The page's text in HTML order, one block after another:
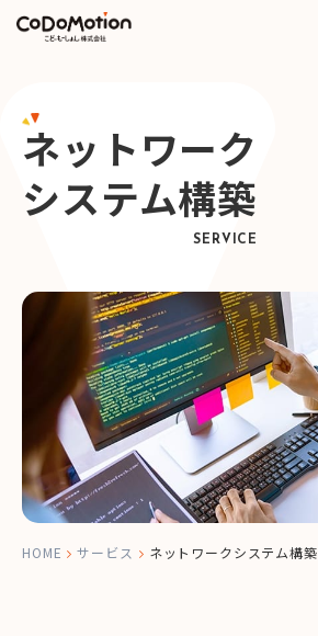
ネットワーク
システム構築
SERVICE
HOME サービス ネットワークシステム構築